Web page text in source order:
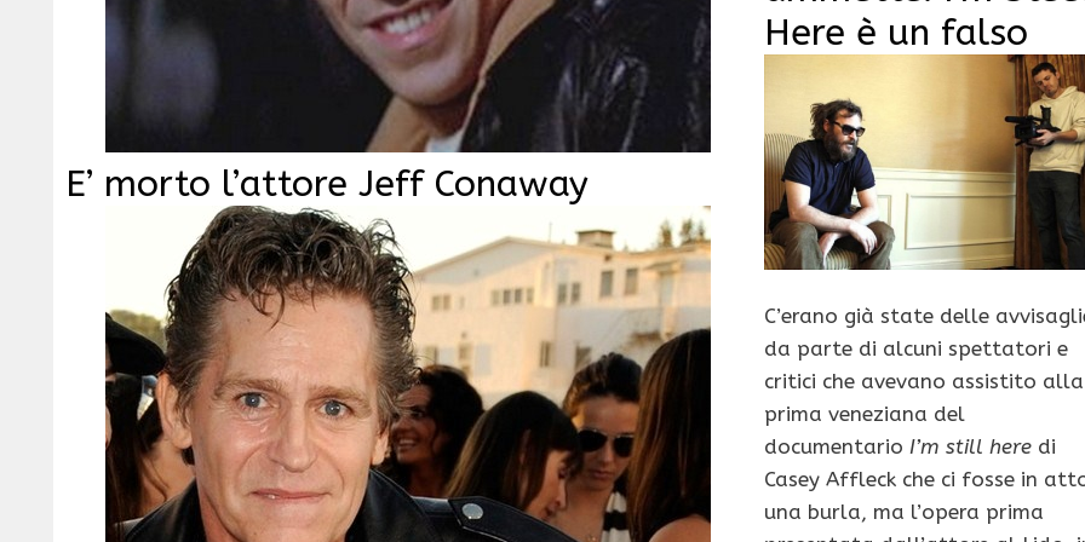
E’ morto l’attore Jeff Conaway
Here è un falso
C’erano già state delle
da parte di alcuni spettatori e
critici che avevano assistito alla
prima veneziana del
documentario I’m still heredi
Casey Affleck che ci fosse in
una burla, ma l’opera prima